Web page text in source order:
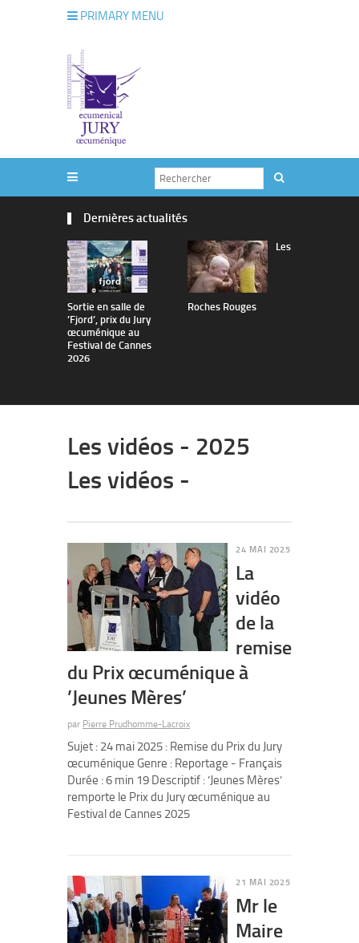
PRIMARY MENU
Dernières actualités
Sortie en salle de
’Fjord’, prix du Jury
œcuménique au
Festival de Cannes
2026
Les
Roches Rouges
Les vidéos - 2025
Les vidéos -
24 MAI 2025
La
vidéo
de la
remise
du Prix œcuménique à
’Jeunes Mères’
par Pierre Prudhomme-Lacroix
Sujet : 24 mai 2025 : Remise du Prix du Jury
œcuménique Genre : Reportage - Français
Durée : 6 min 19 Descriptif : ’Jeunes Mères’
remporte le Prix du Jury œcuménique au
Festival de Cannes 2025
21 MAI 2025
Mr le
Maire